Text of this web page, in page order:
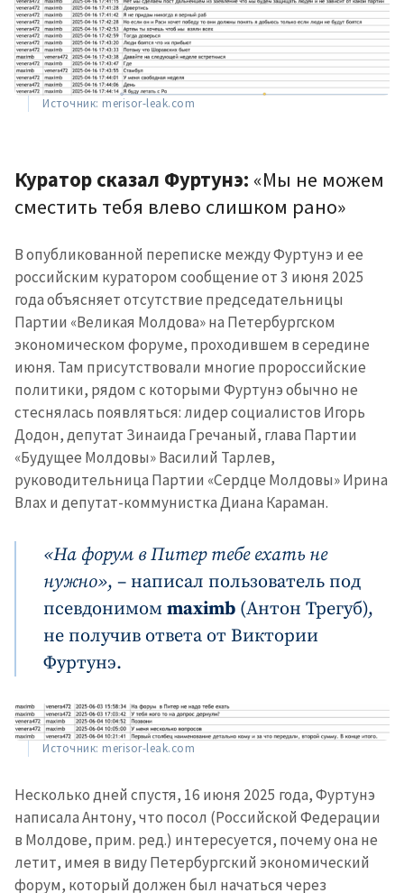
Источник: merisor-leak.com
Куратор сказал Фуртунэ: «Мы не можем
сместить тебя влево слишком рано»
В опубликованной переписке между Фуртунэ и ее
российским куратором сообщение от 3 июня 2025
года объясняет отсутствие председательницы
Партии «Великая Молдова» на Петербургском
экономическом форуме, проходившем в середине
июня. Там присутствовали многие пророссийские
политики, рядом с которыми Фуртунэ обычно не
стеснялась появляться: лидер социалистов Игорь
Додон, депутат Зинаида Гречаный, глава Партии
«Будущее Молдовы» Василий Тарлев,
руководительница Партии «Сердце Молдовы» Ирина
Влах и депутат-коммунистка Диана Караман.
«На форум в Питер тебе ехать не
нужно», – написал пользователь под
псевдонимомmaximb (Антон Трегуб),
не получив ответа от Виктории
Фуртунэ.
Источник: merisor-leak.com
Несколько дней спустя, 16 июня 2025 года, Фуртунэ
написала Антону, что посол (Российской Федерации
в Молдове, прим. ред.) интересуется, почему она не
летит, имея в виду Петербургский экономический
форум, который должен был начаться через